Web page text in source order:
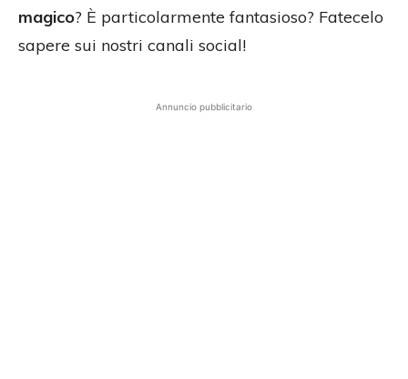
magico? È particolarmente fantasioso? Fatecelo
sapere sui nostri canali social!
Annuncio pubblicitario